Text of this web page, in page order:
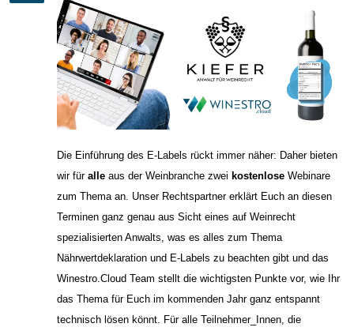
Die Einführung des E-Labels rückt immer näher: Daher bieten
wir für alle aus der Weinbranche zwei kostenlose Webinare
zum Thema an. Unser Rechtspartner erklärt Euch an diesen
Terminen ganz genau aus Sicht eines auf Weinrecht
spezialisierten Anwalts, was es alles zum Thema
Nährwertdeklaration und E-Labels zu beachten gibt und das
Winestro.Cloud Team stellt die wichtigsten Punkte vor, wie Ihr
das Thema für Euch im kommenden Jahr ganz entspannt
technisch lösen könnt. Für alle Teilnehmer_Innen, die